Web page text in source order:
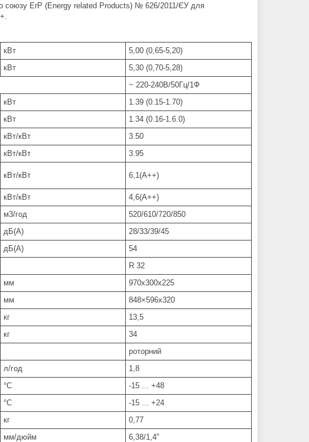
союзу ErP (Energy related Products) № 626/2011/ЄУ для
кВт
5,00 (0,65-5,20)
кВт
5,30 (0,70-5,28)
~ 220-240В/50Гц/1Ф
кВт
1.39 (0.15-1.70)
кВт 1.34 (0.16-1.6.0)
кВт/кВт
3.50
кВт/кВт 3.95
кВт/кВт 6,1(А++)
кВт/кВт
4,6(А++)
м3/год
520/610/720/850
дБ(А)
28/33/39/45
дБ(А)
54
R 32
мм
970х300х225
мм 848×596х320
кг
13,5
кг
34
роторний
л/год 1,8
°C
-15 ... +48
°C
-15 ... +24
кг
0,77
мм/дюйм
6,38/1,4"